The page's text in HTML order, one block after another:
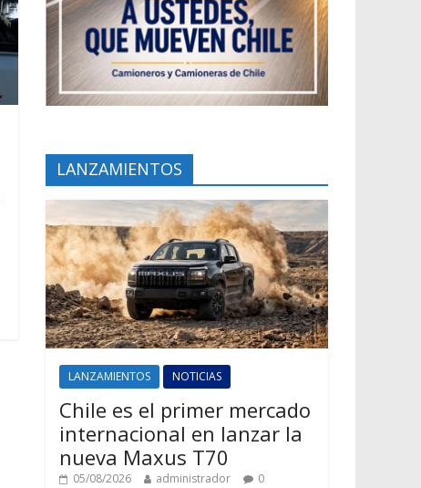
LANZAMIENTOS
LANZAMIENTOS NOTICIAS
Chile es el primer mercado
internacional en lanzar la
nueva Maxus T70
05/08/2026 administrador 0